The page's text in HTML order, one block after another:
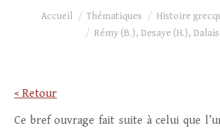
Vous êtes ici :
Accueil Thématiques
Histoire
Rémy (B.), Desaye (H.),
< Retour
Ce bref ouvrage fait suite à celui que